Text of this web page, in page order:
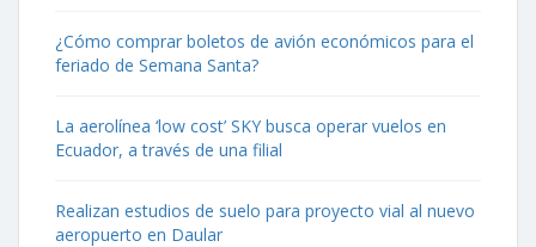
¿Cómo comprar boletos de avión económicos para el
feriado de Semana Santa?
La aerolínea ‘low cost’ SKY busca operar vuelos en
Ecuador, a través de una filial
Realizan estudios de suelo para proyecto vial al nuevo
aeropuerto en Daular